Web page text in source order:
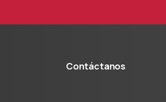
Contáctanos